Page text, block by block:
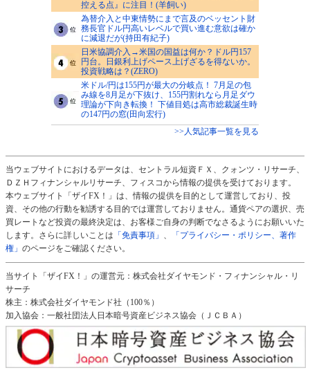
控える点』に注目！(羊飼い)
為替介入と中東情勢にまで言及のベッセント財
務長官ドル円高いレベルで買い進む意欲は確か
に減退だが(持田有紀子)
日米協調介入→米国の国益は何か？ドル円157
円台。日銀利上げペース上げざるを得ないか。
投資戦略は？(ZERO)
米ドル/円は155円が最大の分岐点！ 7月足の包
み線を8月足が下抜け、155円割れなら月足ダウ
理論が下向き転換！ 下値目処は高市総裁誕生時
の147円の窓(田向宏行)
>>人気記事一覧を見る
当ウェブサイトにおけるデータは、セントラル短資ＦＸ、クォンツ・リサーチ、
ＤＺＨフィナンシャルリサーチ、フィスコから情報の提供を受けております。
本ウェブサイト「ザイFX！」は、情報の提供を目的として運営しており、投
資、その他の行動を勧誘する目的では運営しておりません。通貨ペアの選択、売
買レートなど投資の最終決定は、お客様ご自身の判断でなさるようにお願いいた
します。さらに詳しいことは 「免責事項」
「プライバシー・ポリシー、著作
権」 のページをご確認ください。
当サイト「ザイFX！」の運営元：株式会社ダイヤモンド・フィナンシャル・リ
サーチ
株主：株式会社ダイヤモンド社（100％）
加入協会：一般社団法人日本暗号資産ビジネス協会（ＪＣＢＡ）